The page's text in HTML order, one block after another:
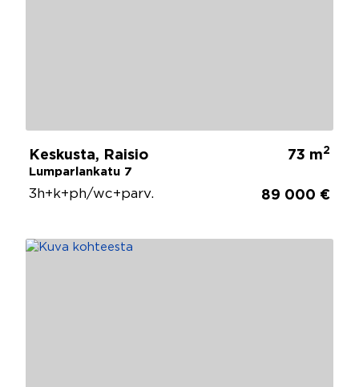
Keskusta, Raisio
Lumparlankatu 7
73 m2
3h+k+ph/wc+parv. 89 000 €